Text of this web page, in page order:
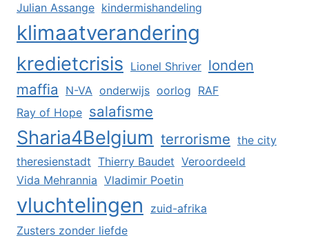
Julian Assange kindermishandeling
klimaatverandering
kredietcrisis Lionel Shriver londen
maffia
N-VA onderwijs oorlog RAF
Ray of Hope salafisme
Sharia4Belgium terrorisme the city
theresienstadt Thierry Baudet Veroordeeld
Vida Mehrannia Vladimir Poetin
vluchtelingen
zuid-afrika
Zusters zonder liefde